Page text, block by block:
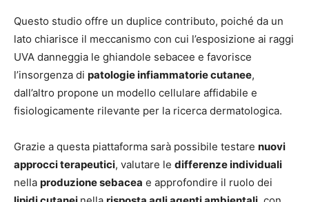
Questo studio offre un duplice contributo, poiché da un
lato chiarisce il meccanismo con cui l’esposizione ai raggi
UVA danneggia le ghiandole sebacee e favorisce
l’insorgenza di patologie infiammatorie cutanee,
dall’altro propone un modello cellulare affidabile e
fisiologicamente rilevante per la ricerca dermatologica.
Grazie a questa piattaforma sarà possibile testare nuovi
approcci terapeutici, valutare le differenze individuali
nella produzione sebacea e approfondire il ruolo dei